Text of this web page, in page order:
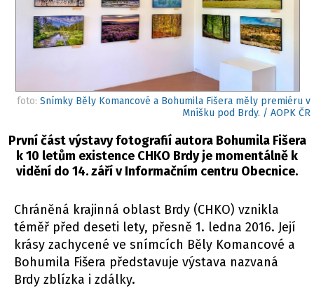
foto: Snímky Běly Komancové a Bohumila Fišera měly premiéru v
Mníšku pod Brdy. / AOPK ČR
První část výstavy fotografií autora Bohumila Fišera
k 10 letům existence CHKO Brdy je momentálně k
vidění do 14. září v Informačním centru Obecnice.
Chráněná krajinná oblast Brdy (CHKO) vznikla
téměř před deseti lety, přesně 1. ledna 2016. Její
krásy zachycené ve snímcích Běly Komancové a
Bohumila Fišera představuje výstava nazvaná
Brdy zblízka i zdálky.